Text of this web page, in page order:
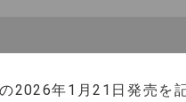
2026年1月21日発売を